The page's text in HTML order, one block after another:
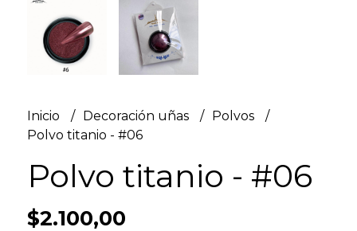
Inicio Decoración uñas
Polvos
Polvo titanio - #06
Polvo titanio - #06
$2.100,00